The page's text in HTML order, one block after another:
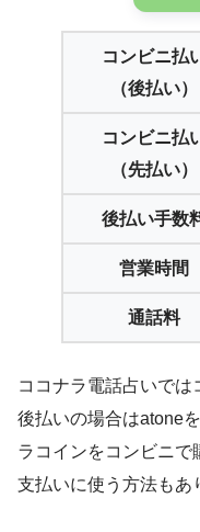
コンビニ払
（後払い）
コンビニ払
（先払い）
後払い手数
営業時間
通話料
ココナラ電話占いでは
後払いの場合はatone
ラコインをコンビニ
支払いに使う方法もあ